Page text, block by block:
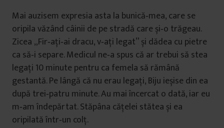
Mai auzisem expresia asta la bunică‑mea, care se
oripila văzând câinii de pe stradă care și‑o trăgeau.
Zicea „Fir‑ați‑ai dracu, v‑ați legat” și dădea cu pietre
ca să‑i separe. Medicul ne‑a spus că ar trebui să stea
legați 10 minute pentru ca femela să rămână
gestantă. Pe lângă că nu erau legați, Biju ieșise din ea
după trei‑patru minute. Au mai încercat o dată, iar eu
m‑am îndepărtat. Stăpâna cățelei stătea și ea
oripilată într‑un colț.